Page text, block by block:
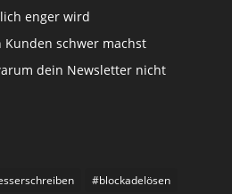
enger wird
schwer machst
dein Newsletter nicht
#blockadelösen